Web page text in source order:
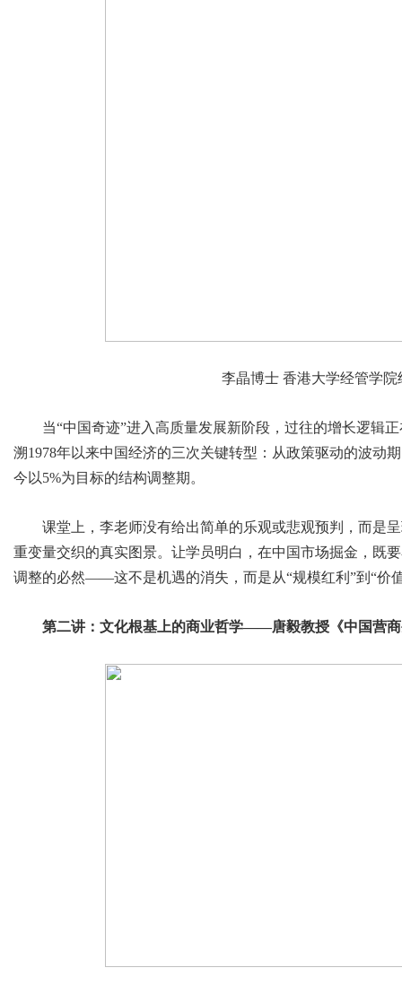
李晶博士 香港大学经管学
当“中国奇迹”进入高质量发展新阶段，过往的增长逻辑
溯1978年以来中国经济的三次关键转型：从政策驱动的波动
今以5%为目标的结构调整期。
课堂上，李老师没有给出简单的乐观或悲观预判，而是
重变量交织的真实图景。让学员明白，在中国市场掘金，既
调整的必然——这不是机遇的消失，而是从“规模红利”到“价
第二讲：文化根基上的商业哲学——唐毅教授《中国营